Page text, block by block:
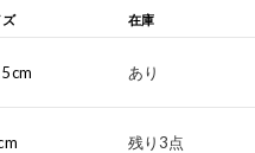
ズ 在庫
あり
残り3点